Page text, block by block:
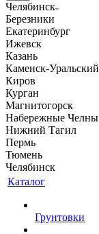
Челябинск
Березники
Екатеринбург
Ижевск
Казань
Каменск-Уральский
Киров
Курган
Магнитогорск
Набережные Челны
Нижний Тагил
Пермь
Тюмень
Челябинск
Каталог
Грунтовки